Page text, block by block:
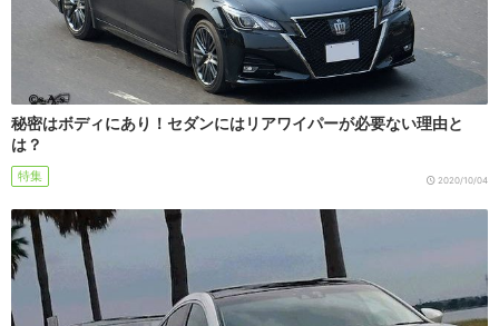
秘密はボディにあり！セダンにはリアワイパーが必要ない理由と
は？
特集 2020/10/04